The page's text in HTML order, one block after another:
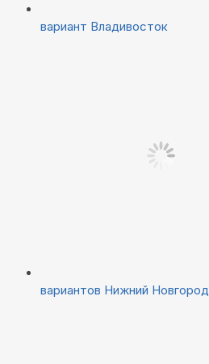
вариант Владивосток
вариантов Нижний Новгород